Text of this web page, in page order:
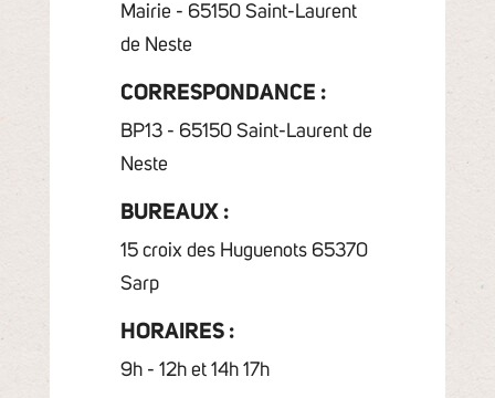
Mairie - 65150 Saint-Laurent
de Neste
CORRESPONDANCE :
BP13 - 65150 Saint-Laurent de
Neste
BUREAUX :
15 croix des Huguenots 65370
Sarp
HORAIRES :
9h - 12h et 14h 17h